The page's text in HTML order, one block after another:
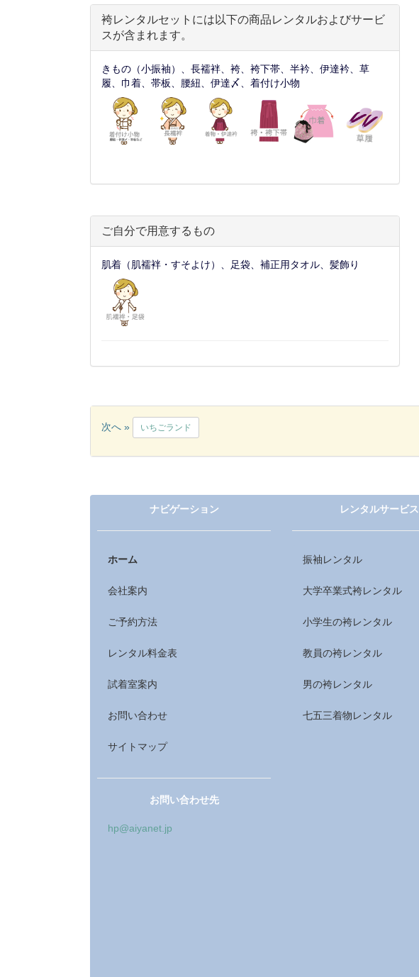
袴レンタルセットには以下の商品レンタルおよびサービ
スが含まれます。
きもの（小振袖）、長襦袢、袴、袴下帯、半衿、伊達衿、草
履、巾着、帯板、腰紐、伊達〆、着付け小物
ご自分で用意するもの
肌着（肌襦袢・すそよけ）、足袋、補正用タオル、髪飾り
次へ » いちごランド
ナビゲーション
ホーム
会社案内
ご予約方法
レンタル料金表
試着室案内
お問い合わせ
サイトマップ
お問い合わせ先
hp@aiyanet.jp
レンタルサービス
振袖レンタル
大学卒業式袴レンタル
小学生の袴レンタル
教員の袴レンタル
男の袴レンタル
七五三着物レンタル